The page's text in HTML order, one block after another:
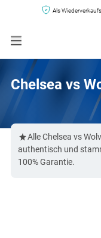
Als
Chelsea vs
Alle Chelsea vs
authentisch und
100% Garantie.